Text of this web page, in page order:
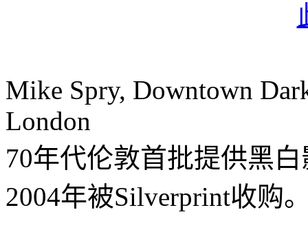
Mike Spry, Downtown
London
70年代伦敦首批提供黑
2004年被Silverprint收购